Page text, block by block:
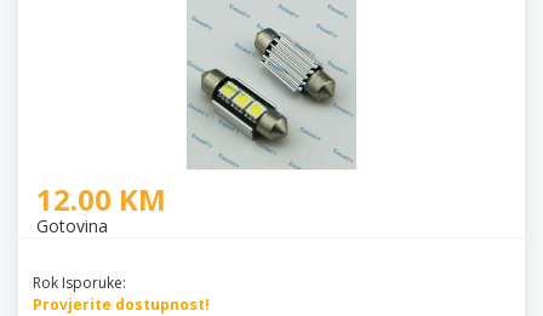
12.00 KM
Gotovina
Rok Isporuke:
Provjerite dostupnost!